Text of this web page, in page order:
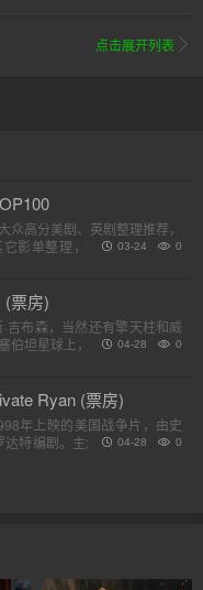
点击展开列表
高分美剧、英剧整理推荐，
影单整理，请各位收藏好。
0
03-24
(票房)
吉布森，当然还有擎天柱和威
伯坦星球上，一个巨大的，强
0
04-28
Ryan (票房)
年上映的美国战争片，由史
达特编剧。主演包括汤姆·汉克
0
04-28